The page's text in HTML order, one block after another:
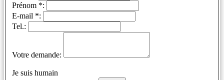
Prénom *:
E-mail *:
Tel.:
Votre demande:
Je suis humain